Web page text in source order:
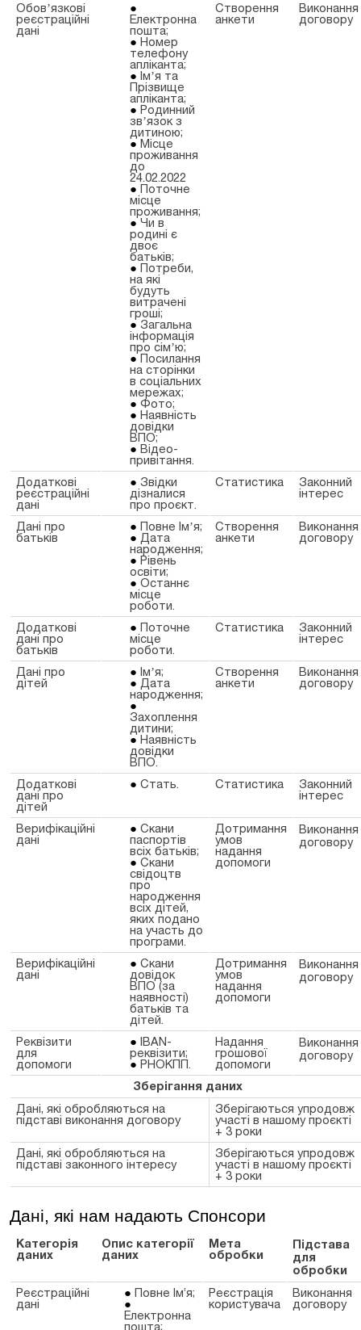
Обовʼязкові
реєстраційні
дані
Електронна
пошта;
Номер
телефону
апліканта;
Імʼя та
Прізвище
апліканта;
Родинний
звʼязок з
дитиною;
Місце
проживання
до
24.02.2022
Поточне
місце
проживання;
Чи в
родині є
двоє
батьків;
Потреби,
на які
будуть
витрачені
гроші;
Загальна
інформація
про сімʼю;
Посилання
на сторінки
в соціальних
мережах;
Фото;
Наявність
довідки
ВПО;
Відео-
привітання.
Створення
анкети
Виконання
договору
Додаткові
реєстраційні
дані
Звідки
дізналися
про проєкт.
Статистика Законний
інтерес
Дані про
батьків
Повне Імʼя;
Дата
народження;
Рівень
освіти;
Останнє
місце
роботи.
Створення
анкети
Виконання
договору
Додаткові
дані про
батьків
Поточне
місце
роботи.
Статистика Законний
інтерес
Дані про
дітей
Імʼя;
Дата
народження;
Захоплення
дитини;
Наявність
довідки
ВПО.
Створення
анкети
Виконання
договору
Додаткові
дані про
дітей
Стать. Статистика Законний
інтерес
Верифікаційні
дані
Скани
паспортів
всіх батьків;
Скани
свідоцтв
про
народження
всіх дітей,
яких подано
на участь до
програми.
Дотримання
умов
надання
допомоги
Виконання
договору
Верифікаційні
дані
Скани
довідок
ВПО (за
наявності)
батьків та
дітей.
Дотримання
умов
надання
допомоги
Виконання
договору
Реквізити
для
допомоги
IBAN-
реквізити;
РНОКПП.
Надання
грошової
допомоги
Виконання
договору
Зберігання даних
Дані, які обробляються на
підставі виконання договору
Зберігаються упродовж
участі в нашому проєкті
+ 3 роки
Дані, які обробляються на
підставі законного інтересу
Зберігаються упродовж
участі в нашому проєкті
+ 3 роки
Дані, які нам надають Спонсори
Категорія
даних
Опис категорії
даних
Мета
обробки
Підстава
для
обробки
Реєстраційні
дані
Повне Ім’я;
Електронна
Реєстрація
користувача
Виконання
договору